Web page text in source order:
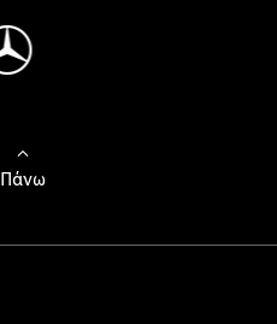
Πάνω